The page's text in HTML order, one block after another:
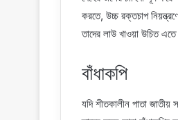
করতে, উচ্চ রক্তচাপ
তাদের লাউ খাওয়া উচিত
বাঁধাকপি
যদি শীতকালীন পাতা জাতীয়